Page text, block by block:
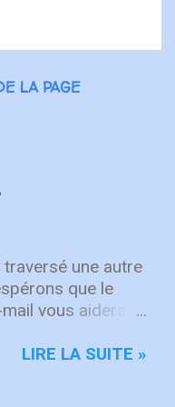
LA PAGE
une autre
que le
vous aidera à
semaine que vous
LIRE LA SUITE »